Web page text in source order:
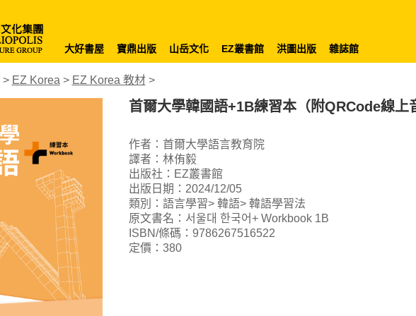
大好書屋 寶鼎出版 山岳文化 EZ叢書館 洪圖出版 雜誌館
> EZ Korea > EZ Korea 教材>
首爾大學韓國語+1B練習本（附QRCode線上
作者：首爾大學語言教育院
譯者：林侑毅
出版社：EZ叢書館
出版日期：2024/12/05
類別：語言學習> 韓語> 韓語學習法
原文書名：서울대 한국어+ Workbook 1B
ISBN/條碼：9786267516522
定價：380